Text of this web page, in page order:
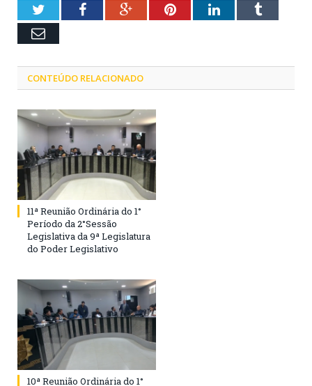
TwitterFacebookGoogle+PinterestLinkedInTumblr
Email
CONTEÚDO RELACIONADO
11ª Reunião Ordinária do 1°
Período da 2°Sessão
Legislativa da 9ª Legislatura
do Poder Legislativo
10ª Reunião Ordinária do 1°